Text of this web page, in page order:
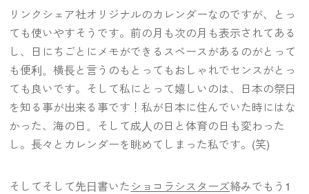
リンクシェア社オリジナルのカレンダーなのですが、とっ
ても使いやすそうです。前の月も次の月も表示されてある
し、日にちごとにメモができるスペースがあるのがとって
も便利。横長と言うのもとってもおしゃれでセンスがとっ
ても良いです。そして私にとって嬉しいのは、日本の祭日
を知る事が出来る事です！私が日本に住んでいた時にはな
かった、海の日。そして成人の日と体育の日も変わった
し。長々とカレンダーを眺めてしまった私です。(笑)
そしてそして先日書いたショコラシスターズ絡みでもう1